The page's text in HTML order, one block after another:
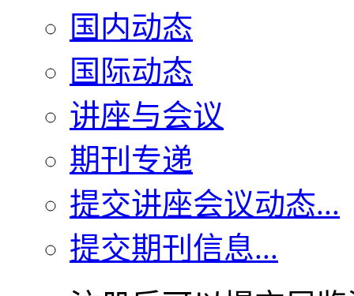
国内动态
国际动态
讲座与会议
期刊专递
提交讲座会议动态...
提交期刊信息...